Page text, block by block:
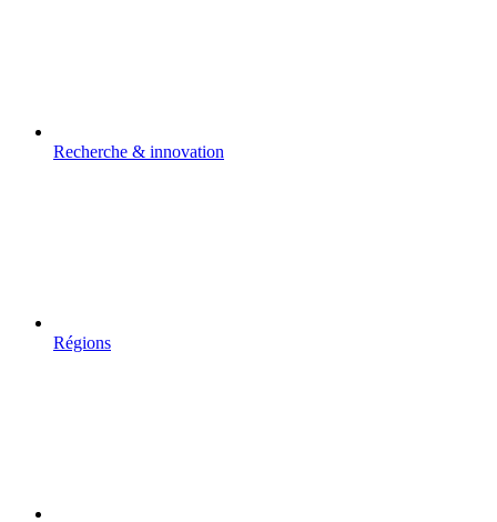
Recherche & innovation
Régions